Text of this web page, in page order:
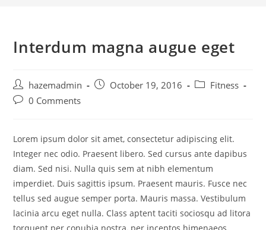
Interdum magna augue eget
hazemadmin October 19, 2016
Fitness
0 Comments
Lorem ipsum dolor sit amet, consectetur adipiscing elit.
Integer nec odio. Praesent libero. Sed cursus ante dapibus
diam. Sed nisi. Nulla quis sem at nibh elementum
imperdiet. Duis sagittis ipsum. Praesent mauris. Fusce nec
tellus sed augue semper porta. Mauris massa. Vestibulum
lacinia arcu eget nulla. Class aptent taciti sociosqu ad litora